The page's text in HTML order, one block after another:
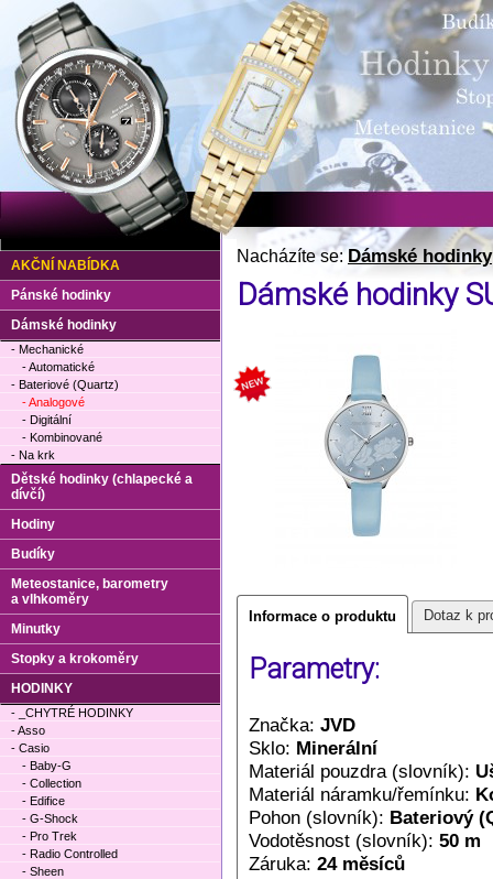
Nacházíte se:Dámské hodinky
Dámské hodinky
Informace o produktu Dotaz k
Parametry:
Značka: JVD
Sklo: Minerální
Materiál pouzdra (slovník):
Materiál náramku/řemínku:
Pohon (slovník): Bateriový
Vodotěsnost (slovník): 50 m
Záruka: 24 měsíců
AKČNÍ NABÍDKA
Pánské hodinky
Dámské hodinky
- Mechanické
- Automatické
- Bateriové (Quartz)
- Analogové
- Digitální
- Kombinované
- Na krk
Dětské hodinky (chlapecké a
dívčí)
Hodiny
Budíky
Meteostanice, barometry
a vlhkoměry
Minutky
Stopky a krokoměry
HODINKY
- _CHYTRÉ HODINKY
- Asso
- Casio
- Baby-G
- Collection
- Edifice
- G-Shock
- Pro Trek
- Radio Controlled
- Sheen